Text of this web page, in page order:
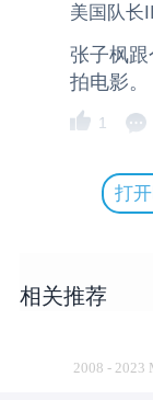
美国队长III
张子枫
拍电影。
1
打
相关推荐
2008 - 2023